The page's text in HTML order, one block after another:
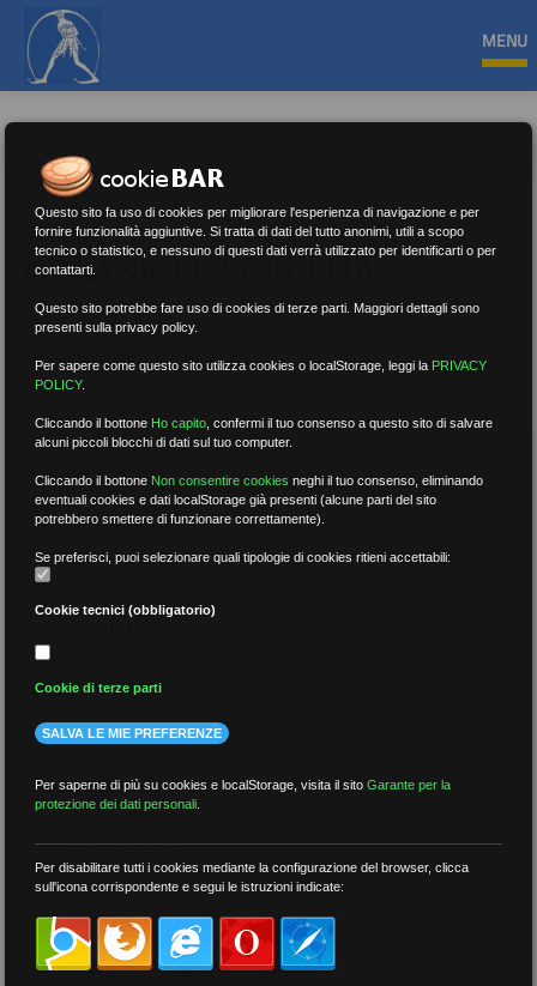
MENU
ORGANICI E MOBILITÀ
Nessun risultato.Rimuovi filtri
per data
più recenti
meno recenti
per tag
##DS ##FGU ##Gilda
Questo sito fa uso di cookies per migliorare l'esperienza di navigazione e per
fornire funzionalità aggiuntive. Si tratta di dati del tutto anonimi, utili a scopo
tecnico o statistico, e nessuno di questi dati verrà utilizzato per identificarti o per
contattarti.
Questo sito potrebbe fare uso di cookies di terze parti. Maggiori dettagli sono
presenti sulla privacy policy.
Per sapere come questo sito utilizza cookies o localStorage, leggi la PRIVACY
POLICY.
Cliccando il bottone Ho capito ,confermi il tuo consenso a questo sito di salvare
alcuni piccoli blocchi di dati sul tuo computer.
Cliccando il bottone Non consentire cookies neghi il tuo consenso, eliminando
eventuali cookies e dati localStorage già presenti (alcune parti del sito
potrebbero smettere di funzionare correttamente).
Se preferisci, puoi selezionare quali tipologie di cookies ritieni accettabili:
Cookie tecnici (obbligatorio)
Cookie di terze parti
SALVA LE MIE PREFERENZE
Per saperne di più su cookies e localStorage, visita il sitoGarante per la
protezione dei dati personali
Per disabilitare tutti i cookies mediante la configurazione del browser, clicca
sull'icona corrispondente e segui le istruzioni indicate: